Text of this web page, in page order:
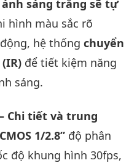
ánh sáng trắng sẽ tự
hình màu sắc rõ
hệ thống chuyển
để tiết kiệm năng
sáng.
Chi tiết và trung
1/2.8” độ phân
độ khung hình 30fps,